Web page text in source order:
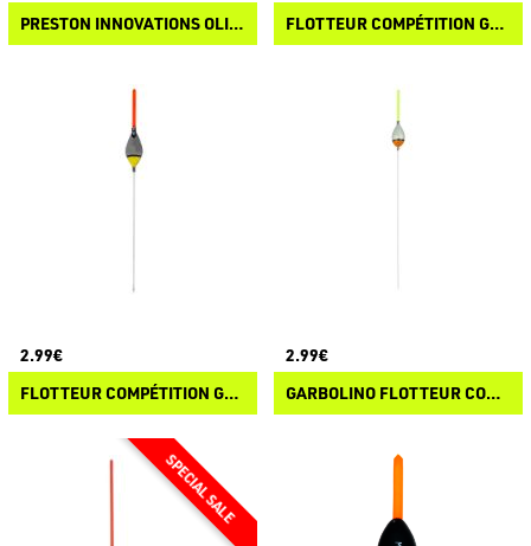
PRESTON INNOVATIONS OLIVE POLE FLOAT
FLOTTEUR COMPÉTITION GARBOLINO SP X206
2.99€
FLOTTEUR COMPÉTITION GARBOLINO SP X203
2.99€
GARBOLINO FLOTTEUR COMPÉTITION SP X208